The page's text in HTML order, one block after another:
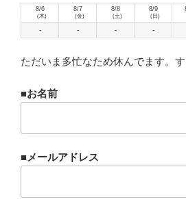
8/6
(木)
8/7
(金)
8/8
(土)
8/9
(日)
- - - -
ただいま多忙なため休んでます。す
■お名前
■メールアドレス